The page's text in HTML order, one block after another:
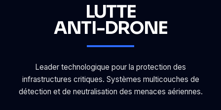
LUTTE
ANTI-DRONE
Leader technologique pour la protection des
infrastructures critiques. Systèmes multicouches de
détection et de neutralisation des menaces aériennes.